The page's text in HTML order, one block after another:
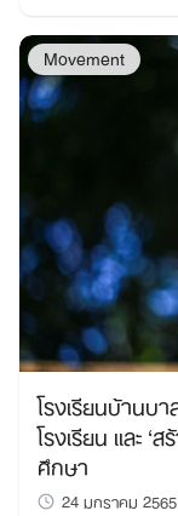
Search
for:
Movement
โรงเรียนบ้านบา
โรงเรียน และ ‘
ศึกษา
24 มกราคม 2565